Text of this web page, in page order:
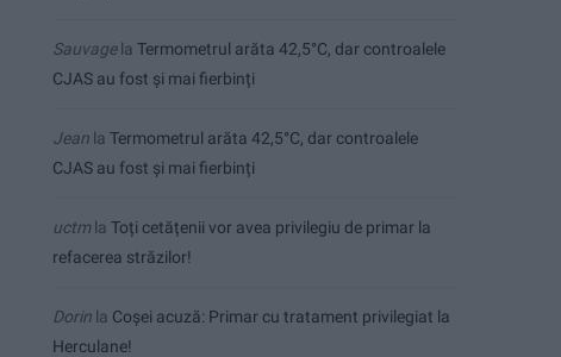
Sauvagela Termometrul arăta 42,5°C, dar controalele
CJAS au fost și mai fierbinți
Jean la Termometrul arăta 42,5°C, dar controalele
CJAS au fost și mai fierbinți
uctmla Toți cetățenii vor avea privilegiu de primar la
refacerea străzilor!
Dorin la Coșei acuză: Primar cu tratament privilegiat la
Herculane!